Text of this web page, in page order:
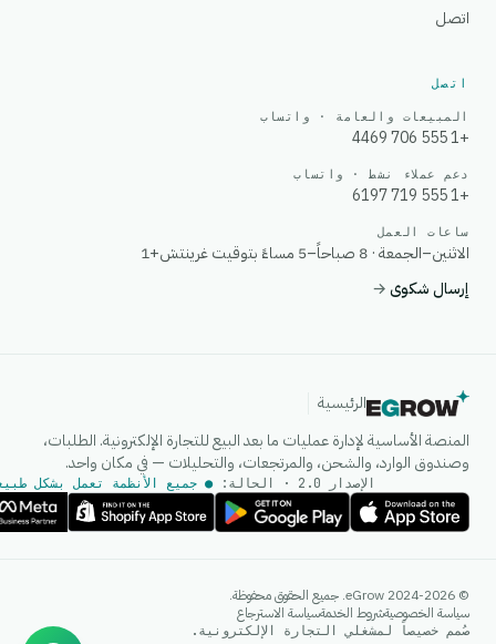
اتصل
اتصل
المبيعات والعامة · واتساب
+1 555 706 4469
دعم عملاء نشط · واتساب
+1 555 719 6197
ساعات العمل
الاثنين–الجمعة · 8 صباحاً–5 مساءً بتوقيت غرينتش+1
إرسال شكوى→
الرئيسية
المنصة الأساسية لإدارة عمليات ما بعد البيع للتجارة الإلكترونية. الطلبات،
وصندوق الوارد، والشحن، والمرتجعات، والتحليلات — في مكان واحد.
الإصدار 2.0 · الحالة: ● جميع الأنظمة تعمل بشكل
© 2024-2026 eGrow. جميع الحقوق محفوظة.
سياسة الخصوصيةشروط الخدمةسياسة الاسترجاع
صُمم خصيصاً لمشغلي التجارة الإلكترونية.
إجابات فورية على واتساب